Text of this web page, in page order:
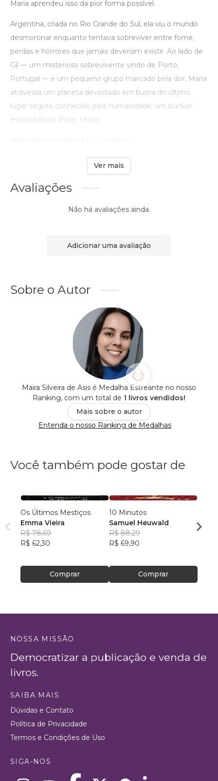
Maria aprendeu isso da pior forma possível.
Argentina, criada no Rio Grande do Sul, ela viu o mundo
desmoronar enquanto tentava sobreviver entre fome,
perdas e horrores que jamais deveriam existir. Ao lado de
Gil — um misterioso sobrevivente vindo de Porto,
Portugal — e um pequeno grupo marcado pela dor, Maria
atravessa um planeta devastado em busca do último
lugar seguro conhecido pela humanidade: um bunker
escondido no Reino Unido.
Ver mais
Avaliações
Não há avaliações ainda.
Adicionar uma avaliação
Sobre o Autor
Maira Silveira de Asis é Medalha Estreante no nosso
Ranking, com um total de 1 livros vendidos!
Mais sobre o autor
Entenda o nosso Ranking de Medalhas
Você também pode gostar de
Os Últimos Mestiços
Emma Vieira
R$ 78,69
R$ 62,30
Comprar
10 Minutos
Samuel Heuwald
R$ 88,29
R$ 69,90
Comprar
R$
NOSSA MISSÃO
Democratizar a publicação e venda de
livros.
SAIBA MAIS
Dúvidas e Contato
Política de Privacidade
Termos e Condições de Uso
SIGA-NOS